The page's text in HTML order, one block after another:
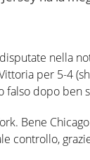
nella
per 5-4
falso dopo ben
Bene
controllo,